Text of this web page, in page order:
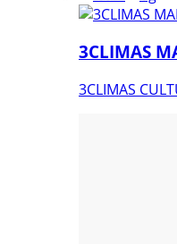
3CLIMAS
3CLIMAS